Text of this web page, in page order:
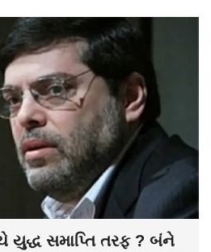
યુદ્ધ સમાપ્તિ તરફ ? બંને